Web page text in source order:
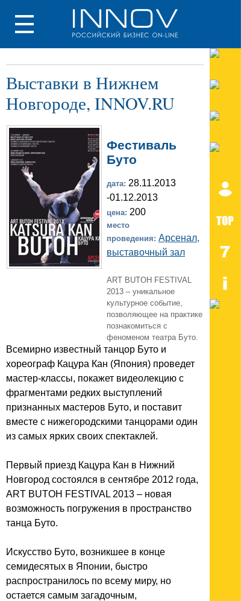
Выставки в Нижнем
Новгороде, INNOV.RU
Фестиваль
Буто
дата: 28.11.2013
-01.12.2013
цена: 200
место
проведения: Арсенал,
выставочный зал
ART BUTOH FESTIVAL
2013 – уникальное
культурное событие,
позволяющее на практике
познакомиться с
феноменом театра Буто.
Всемирно известный танцор Буто и
хореограф Кацура Кан (Япония) проведет
мастер-классы, покажет видеолекцию с
фрагментами редких выступлений
признанных мастеров Буто, и поставит
вместе с нижегородскими танцорами один
из самых ярких своих спектаклей.
Первый приезд Кацура Кан в Нижний
Новгород состоялся в сентябре 2012 года,
ART BUTOH FESTIVAL 2013 – новая
возможность погружения в пространство
танца Буто.
Искусство Буто, возникшее в конце
семидесятых в Японии, быстро
распространилось по всему миру, но
остается самым загадочным,